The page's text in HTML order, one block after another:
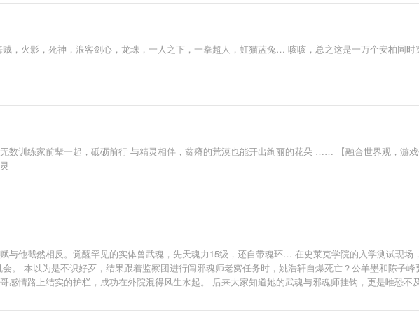
，火影，死神，浪客剑心，龙珠，一人之下，一拳超人，虹猫蓝兔… 咳咳，总之这是一万个安柏同
数训练家前辈一起，砥砺前行 与精灵相伴，贫瘠的荒漠也能开出绚丽的花朵 …… 【融合世界观，游
与他截然相反。觉醒罕见的实体兽武魂，先天魂力15级，还自带魂环… 在史莱克学院的入学测试现
。 本以为是不识好歹，结果跟着监察团进行闯邪魂师老窝任务时，姚浩轩自爆死亡？公羊墨和陈子
感情路上结实的护栏，成功在外院混得风生水起。 后来大家知道她的武魂与邪魂师挂钩，更是唯恐
家身后。” 于是霍雨熙又来打脸了，在史莱克学院遇到万年难遇的兽潮时，一拳打爆了万年修为魂兽